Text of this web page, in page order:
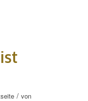
/ von